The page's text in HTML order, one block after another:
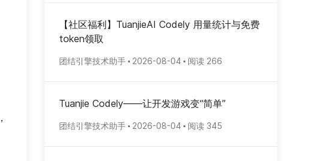
【社区福利】TuanjieAI Codely 用量统计与免费
token领取
团结引擎技术助手 2026-08-04 阅读 266
Tuanjie Codely——让开发游戏变“简单”
团结引擎技术助手 2026-08-04 阅读 345